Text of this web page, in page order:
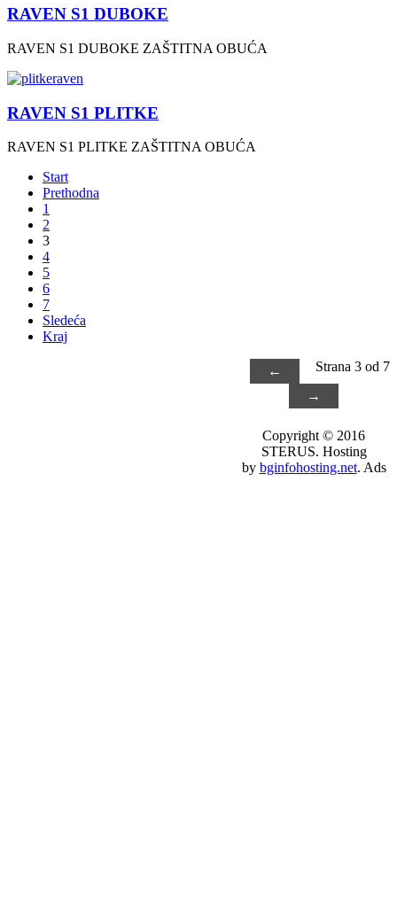
RAVEN S1 DUBOKE
RAVEN S1 DUBOKE ZAŠTITNA OBUĆA
RAVEN S1 PLITKE
RAVEN S1 PLITKE ZAŠTITNA OBUĆA
Start
Prethodna
1
2
3
4
5
6
7
Sledeća
Kraj
Strana 3 od 7
←
→
Copyright © 2016
STERUS. Hosting
by bginfohosting.net. Ads